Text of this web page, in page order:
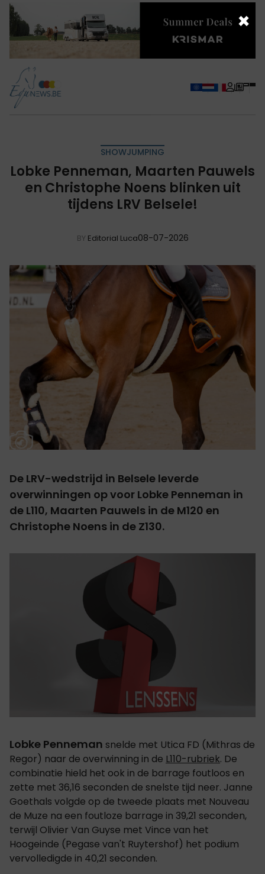
SHOWJUMPING
Lobke Penneman, Maarten Pauwels
en Christophe Noens blinken uit
tijdens LRV Belsele!
BY Editorial Luca08-07-2026
De LRV-wedstrijd in Belsele leverde
overwinningen op voor Lobke Penneman in
de L110, Maarten Pauwels in de M120 en
Christophe Noens in de Z130.
Lobke Penneman snelde met Utica FD (Mithras de
Regor) naar de overwinning in de L110-rubriek. De
combinatie hield het ook in de barrage foutloos en
zette met 36,16 seconden de snelste tijd neer. Janne
Goethals volgde op de tweede plaats met Nouveau
de Muze na een foutloze barrage in 39,21 seconden,
terwijl Olivier Van Guyse met Vince van het
Hoogeinde (Pegase van't Ruytershof) het podium
vervolledigde in 40,21 seconden.
×